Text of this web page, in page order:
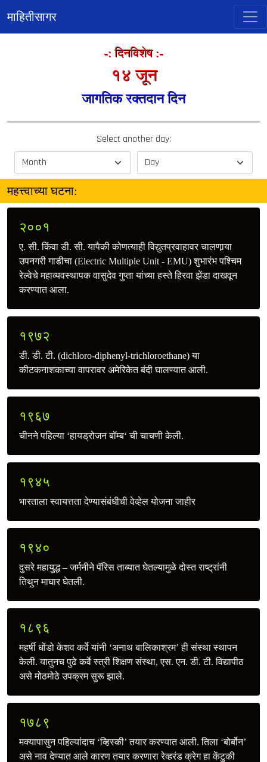
माहितीसागर
-: दिनविशेष :-
१४ जून
जागतिक रक्तदान दिन
Select another day:
महत्त्वाच्या घटना:
२००१
ए. सी. किंवा डी. सी. यापैकी कोणत्याही विद्युतप्रवाहावर चालणार्‍या
उपनगरी गाडीचा (Electric Multiple Unit - EMU) शुभारंभ पश्चिम
रेल्वेचे महाव्यवस्थापक वासुदेव गुप्ता यांच्या हस्ते हिरवा झेंडा दाखवून
करण्यात आला.
१९७२
डी. डी. टी. (dichloro-diphenyl-trichloroethane) या
कीटकनाशकाच्या वापरावर अमेरिकेत बंदी घालण्यात आली.
१९६७
चीनने पहिल्या ‘हायड्रोजन बॉम्ब‘ ची चाचणी केली.
१९४५
भारताला स्वायत्तता देण्यासंबंधीची वेव्हेल योजना जाहीर
१९४०
दुसरे महायुद्ध – जर्मनीने पॅरिस ताब्यात घेतल्यामुळे दोस्त राष्ट्रांनी
तिथुन माघार घेतली.
१८९६
महर्षी धोंडो केशव कर्वे यांनी ‘अनाथ बालिकाश्रम’ ही संस्था स्थापन
केली. यातुनच पुढे कर्वे स्त्री शिक्षण संस्था, एस. एन. डी. टी. विद्यापीठ
असे मोठमोठे उपक्रम सुरू झाले.
१७८९
मक्यापासुन पहिल्यांदाच ‘व्हिस्की’ तयार करण्यात आली. तिला ‘बोर्बोन’
असे नाव देण्यात आले कारण तयार करणारा रेव्हरंड क्रेग हा केंटुकी